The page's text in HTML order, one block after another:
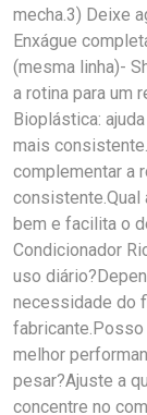
mecha.3) Deixe
Enxágue
(mesma linha)-
a rotina para um
Bioplástica:
mais
complementar a
consistente.Qual
bem e facilita o
Condicionador
uso
necessidade do
fabricante.Posso
melhor
pesar?Ajuste a
concentre no